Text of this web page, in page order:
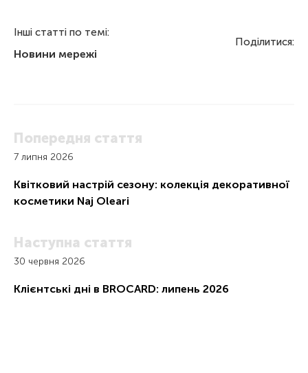
Інші статті по темі:
Новини мережі
Поділитися:
Попередня стаття
7 липня 2026
Квітковий настрій сезону: колекція декоративної
косметики Naj Oleari
Наступна стаття
30 червня 2026
Клієнтські дні в BROCARD: липень 2026